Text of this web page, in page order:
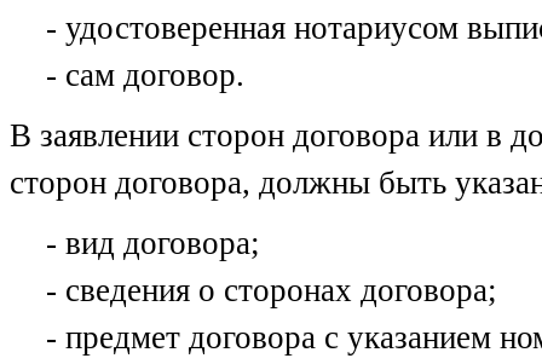
- удостоверенная нотариусом
- сам договор.
В заявлении сторон договора или в
сторон договора, должны быть
- вид договора;
- сведения о сторонах договора;
- предмет договора с указанием